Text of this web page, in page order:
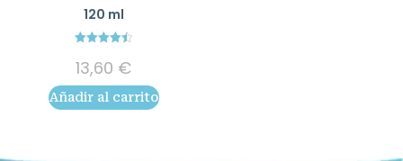
120 ml
out of 5
13,60 €
Añadir al carrito